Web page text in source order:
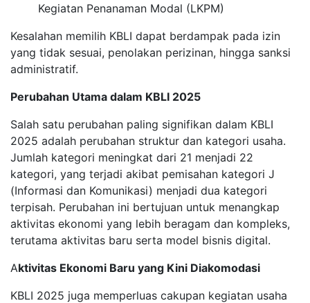
Kegiatan Penanaman Modal (LKPM)
Kesalahan memilih KBLI dapat berdampak pada izin
yang tidak sesuai, penolakan perizinan, hingga sanksi
administratif.
Perubahan Utama dalam KBLI 2025
Salah satu perubahan paling signifikan dalam KBLI
2025 adalah perubahan struktur dan kategori usaha.
Jumlah kategori meningkat dari 21 menjadi 22
kategori, yang terjadi akibat pemisahan kategori J
(Informasi dan Komunikasi) menjadi dua kategori
terpisah. Perubahan ini bertujuan untuk menangkap
aktivitas ekonomi yang lebih beragam dan kompleks,
terutama aktivitas baru serta model bisnis digital.
Aktivitas Ekonomi Baru yang Kini Diakomodasi
KBLI 2025 juga memperluas cakupan kegiatan usaha